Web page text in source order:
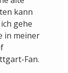
kann
gehe
in meiner
Fan.